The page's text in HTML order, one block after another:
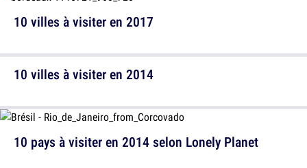
10 villes à visiter en 2014
10 villes à visiter en 2017
10 pays à visiter en 2014 selon Lonely Planet